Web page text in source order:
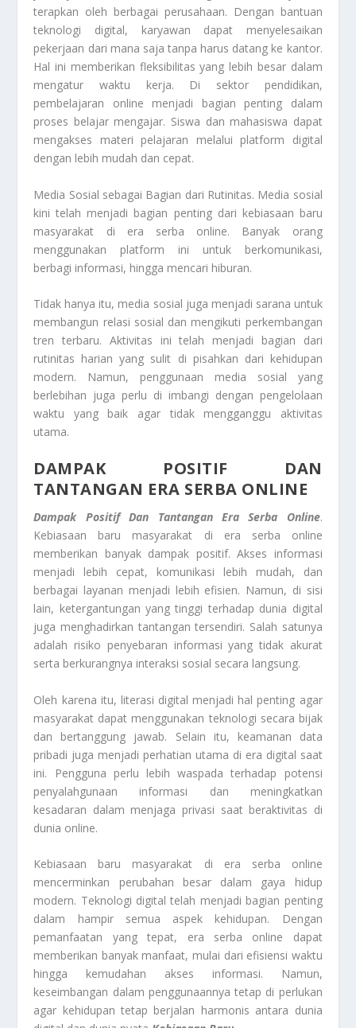
terapkan oleh berbagai perusahaan. Dengan bantuan
teknologi digital, karyawan dapat menyelesaikan
pekerjaan dari mana saja tanpa harus datang ke kantor.
Hal ini memberikan fleksibilitas yang lebih besar dalam
mengatur waktu kerja. Di sektor pendidikan,
pembelajaran online menjadi bagian penting dalam
proses belajar mengajar. Siswa dan mahasiswa dapat
mengakses materi pelajaran melalui platform digital
dengan lebih mudah dan cepat.
Media Sosial sebagai Bagian dari Rutinitas. Media sosial
kini telah menjadi bagian penting dari kebiasaan baru
masyarakat di era serba online. Banyak orang
menggunakan platform ini untuk berkomunikasi,
berbagi informasi, hingga mencari hiburan.
Tidak hanya itu, media sosial juga menjadi sarana untuk
membangun relasi sosial dan mengikuti perkembangan
tren terbaru. Aktivitas ini telah menjadi bagian dari
rutinitas harian yang sulit di pisahkan dari kehidupan
modern. Namun, penggunaan media sosial yang
berlebihan juga perlu di imbangi dengan pengelolaan
waktu yang baik agar tidak mengganggu aktivitas
utama.
DAMPAK POSITIF DAN
TANTANGAN ERA SERBA ONLINE
Dampak Positif Dan Tantangan Era Serba Online.
Kebiasaan baru masyarakat di era serba online
memberikan banyak dampak positif. Akses informasi
menjadi lebih cepat, komunikasi lebih mudah, dan
berbagai layanan menjadi lebih efisien. Namun, di sisi
lain, ketergantungan yang tinggi terhadap dunia digital
juga menghadirkan tantangan tersendiri. Salah satunya
adalah risiko penyebaran informasi yang tidak akurat
serta berkurangnya interaksi sosial secara langsung.
Oleh karena itu, literasi digital menjadi hal penting agar
masyarakat dapat menggunakan teknologi secara bijak
dan bertanggung jawab. Selain itu, keamanan data
pribadi juga menjadi perhatian utama di era digital saat
ini. Pengguna perlu lebih waspada terhadap potensi
penyalahgunaan informasi dan meningkatkan
kesadaran dalam menjaga privasi saat beraktivitas di
dunia online.
Kebiasaan baru masyarakat di era serba online
mencerminkan perubahan besar dalam gaya hidup
modern. Teknologi digital telah menjadi bagian penting
dalam hampir semua aspek kehidupan. Dengan
pemanfaatan yang tepat, era serba online dapat
memberikan banyak manfaat, mulai dari efisiensi waktu
hingga kemudahan akses informasi. Namun,
keseimbangan dalam penggunaannya tetap di perlukan
agar kehidupan tetap berjalan harmonis antara dunia